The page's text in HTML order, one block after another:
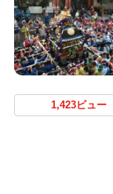
1,423ビュー